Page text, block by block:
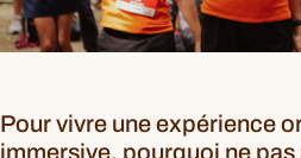
Pour vivre une expérience
immersive, pourquoi ne